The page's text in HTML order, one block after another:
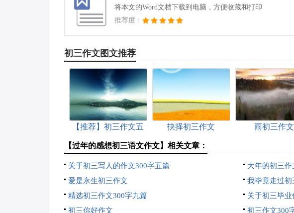
将本文的Word文档下载到电脑，方便收藏和打印
推荐度：
初三作文图文推荐
【推荐】初三作文五
抉择初三作文 雨初三作文
【过年的感想初三语文作文】相关文章：
关于初三写人的作文300字五篇
大年的初三作
爱是永生初三作文
我毕竟走过初
精选初三作文300字九篇
关于初三毕
初三你好作文
初三作文300